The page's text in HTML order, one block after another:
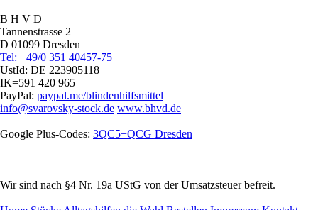
B H V D
Tannenstrasse 2
D 01099 Dresden
Tel: +49/0 351 40457-75
UstId: DE 223905118
IK=591 420 965
PayPal: paypal.me/blindenhilfsmittel
info@svarovsky-stock.de www.bhvd.de
Google Plus-Codes: 3QC5+QCG Dresden
Wir sind nach §4 Nr. 19a UStG von der Umsatzsteuer befreit.